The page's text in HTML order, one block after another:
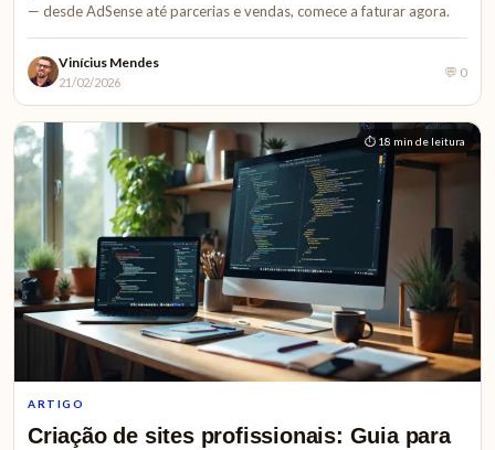
— desde AdSense até parcerias e vendas, comece a faturar agora.
Vinícius Mendes
21/02/2026
💬 0
⏱ 18 min de leitura
ARTIGO
Criação de sites profissionais: Guia para